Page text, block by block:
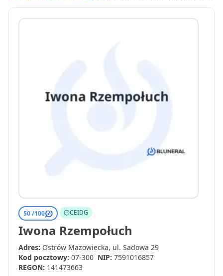
50 /100 CEIDG
Iwona Rzempołuch
Adres: Ostrów Mazowiecka, ul. Sadowa 29
Kod pocztowy: 07-300 NIP: 7591016857
REGON: 141473663